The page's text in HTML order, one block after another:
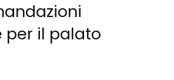
per il palato